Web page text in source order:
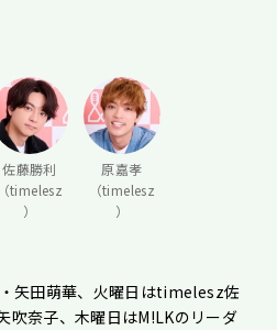
佐藤勝利
（timelesz
）
原嘉孝
（timelesz
）
矢田萌華、火曜日はtimelesz佐
吹奈子、木曜日はM!LKのリーダ